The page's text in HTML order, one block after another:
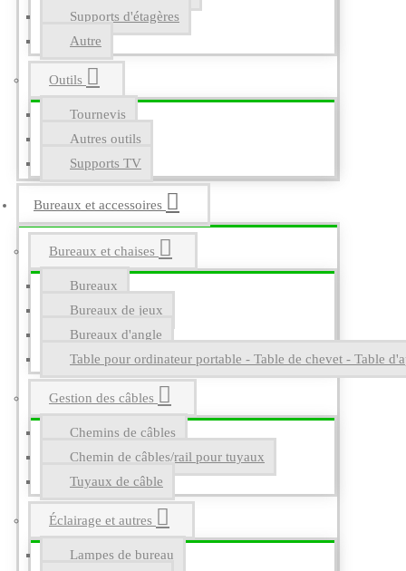
Supports d'étagères
Autre
Outils
Tournevis
Autres outils
Supports TV
Bureaux et accessoires
Bureaux et chaises
Bureaux
Bureaux de jeux
Bureaux d'angle
Table pour ordinateur portable - Table de chevet - Table
Gestion des câbles
Chemins de câbles
Chemin de câbles/rail pour tuyaux
Tuyaux de câble
Éclairage et autres
Lampes de bureau